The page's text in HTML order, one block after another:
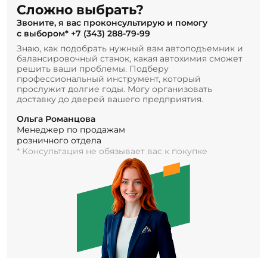
Сложно выбрать?
Звоните, я вас проконсультирую и помогу
с выбором* +7 (343) 288-79-99
Знаю, как подобрать нужный вам автоподъемник и
балансировочный станок, какая автохимия сможет
решить ваши проблемы. Подберу
профессиональный инструмент, который
прослужит долгие годы. Могу организовать
доставку до дверей вашего предприятия.
Ольга Романцова
Менеджер по продажам
розничного отдела
* Консультация не обязывает вас к покупке